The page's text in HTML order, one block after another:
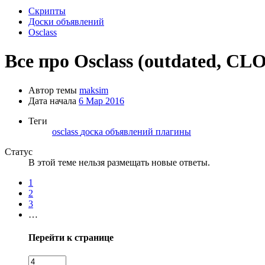
Скрипты
Доски объявлений
Osclass
Все про Osclass (outdated,
Автор темы maksim
Дата начала 6 Мар 2016
Теги
osclass доска объявлений плагины
Статус
В этой теме нельзя размещать новые ответы.
1
2
3
…
Перейти к странице